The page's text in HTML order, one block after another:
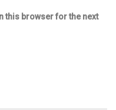
this browser for the next